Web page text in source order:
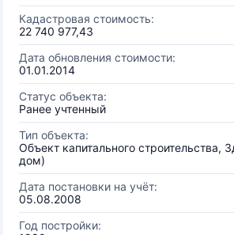
Кадастровая стоимость:
22 740 977,43
Дата обновления стоимости:
01.01.2014
Статус объекта:
Ранее учтенный
Тип объекта:
Объект капитального строительства,
дом)
Дата постановки на учёт:
05.08.2008
Год постройки: